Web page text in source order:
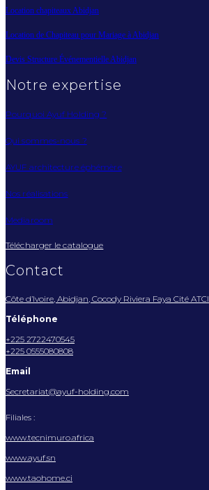
Location chapiteaux Abidjan
Location de Chapiteau pour Mariage à Abidjan
Devis Structure Événementielle Abidjan
Notre expertise
Pourquoi Ayuf Holding ?
Qui sommes-nous ?
AYUF architecture éphémère
Nos réalisations
Mediaroom
Télécharger le catalogue
Contact
Côte d’Ivoire, Abidjan, Cocody Riviera Faya Cité ATCI
Téléphone
+225 2722470545
+225 0555080808
Email
Secretariat@ayuf-holding.com
Filiales :
www.tecnimuro.africa
www.ayuf.sn
www.taohome.ci